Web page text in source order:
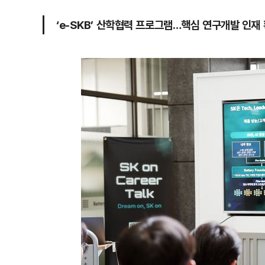
‘e-SKB’ 산학협력 프로그램…핵심 연구개발 인재